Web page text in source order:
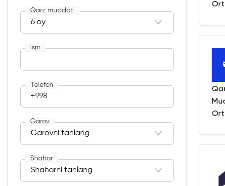
Qarz muddati
Ism
Telefon
+998
Garov
Shahar